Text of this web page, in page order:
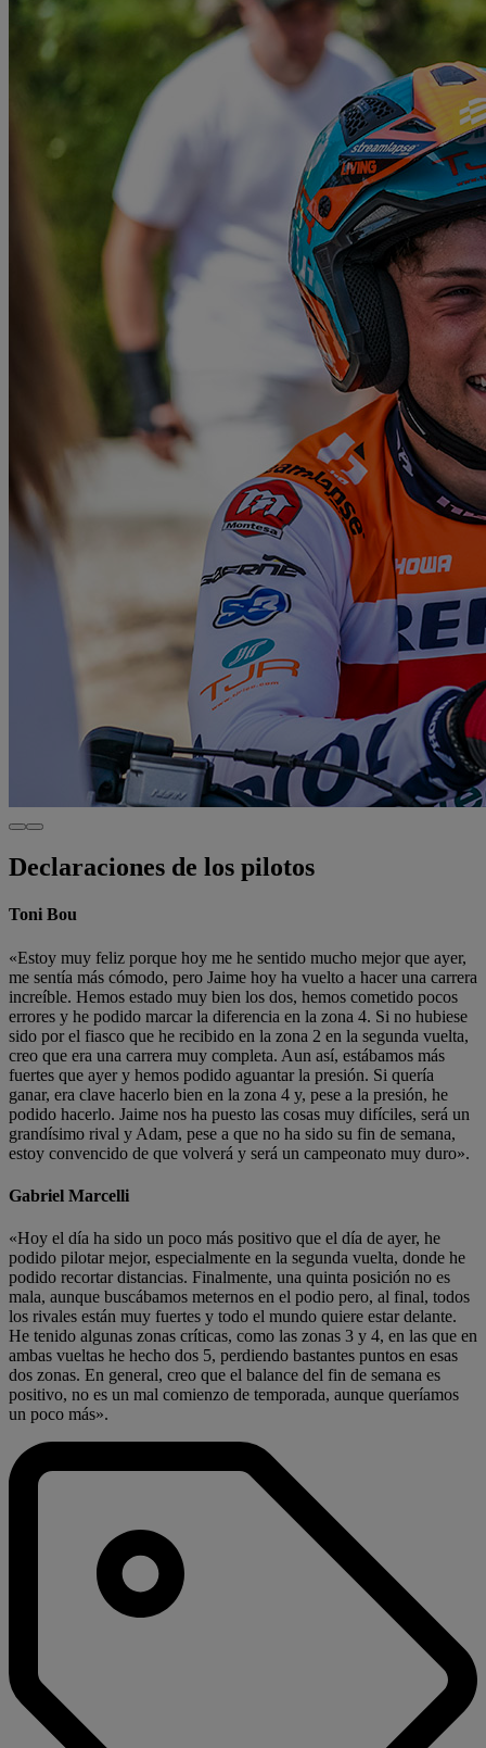
Declaraciones de los pilotos
Toni Bou
«Estoy muy feliz porque hoy me he sentido mucho mejor que ayer,
me sentía más cómodo, pero Jaime hoy ha vuelto a hacer una carrera
increíble. Hemos estado muy bien los dos, hemos cometido pocos
errores y he podido marcar la diferencia en la zona 4. Si no hubiese
sido por el fiasco que he recibido en la zona 2 en la segunda vuelta,
creo que era una carrera muy completa. Aun así, estábamos más
fuertes que ayer y hemos podido aguantar la presión. Si quería
ganar, era clave hacerlo bien en la zona 4 y, pese a la presión, he
podido hacerlo. Jaime nos ha puesto las cosas muy difíciles, será un
grandísimo rival y Adam, pese a que no ha sido su fin de semana,
estoy convencido de que volverá y será un campeonato muy duro».
Gabriel Marcelli
«Hoy el día ha sido un poco más positivo que el día de ayer, he
podido pilotar mejor, especialmente en la segunda vuelta, donde he
podido recortar distancias. Finalmente, una quinta posición no es
mala, aunque buscábamos meternos en el podio pero, al final, todos
los rivales están muy fuertes y todo el mundo quiere estar delante.
He tenido algunas zonas críticas, como las zonas 3 y 4, en las que en
ambas vueltas he hecho dos 5, perdiendo bastantes puntos en esas
dos zonas. En general, creo que el balance del fin de semana es
positivo, no es un mal comienzo de temporada, aunque queríamos
un poco más».